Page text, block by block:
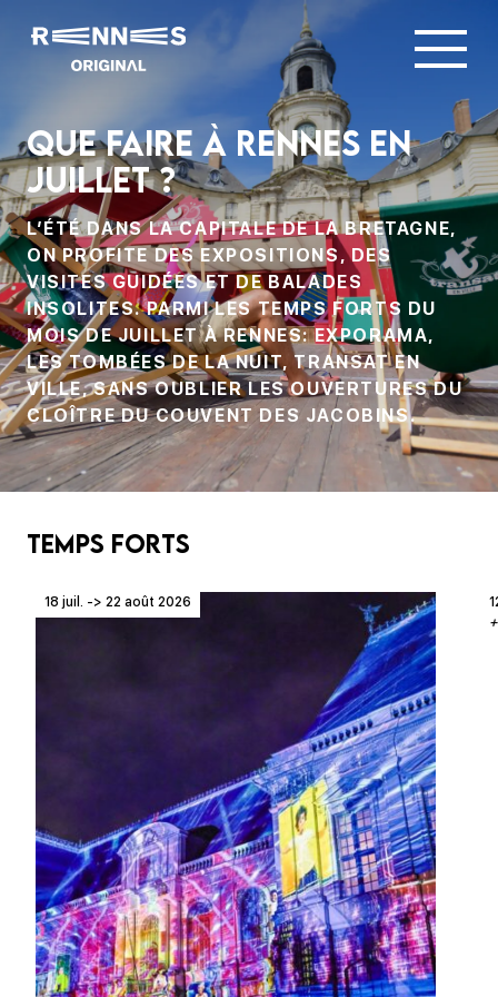
Que faire à Rennes en
juillet ?
L’ÉTÉ DANS LA CAPITALE DE LA BRETAGNE,
ON PROFITE DES EXPOSITIONS, DES
VISITES GUIDÉES ET DE BALADES
INSOLITES. PARMI LES TEMPS FORTS DU
MOIS DE JUILLET À RENNES: EXPORAMA,
LES TOMBÉES DE LA NUIT, TRANSAT EN
VILLE, SANS OUBLIER LES OUVERTURES DU
CLOÎTRE DU COUVENT DES JACOBINS.
Temps forts
18 juil. -> 22 août 2026